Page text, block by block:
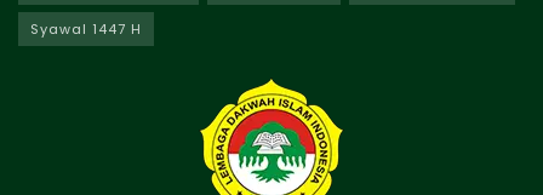
Syawal 1447 H